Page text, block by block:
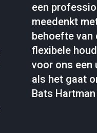
een
meedenkt
behoefte van
flexibele
voor ons een
als het gaat
Bats